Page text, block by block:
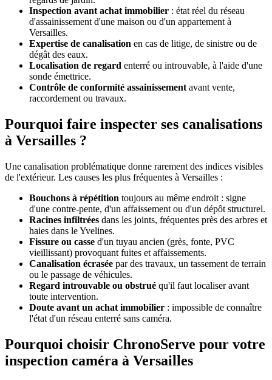
Inspection avant achat immobilier : état réel du réseau
d'assainissement d'une maison ou d'un appartement à
Versailles.
Expertise de canalisation en cas de litige, de sinistre ou de
dégât des eaux.
Localisation de regard enterré ou introuvable, à l'aide d'une
sonde émettrice.
Contrôle de conformité assainissement avant vente,
raccordement ou travaux.
Pourquoi faire inspecter ses canalisations
à Versailles ?
Une canalisation problématique donne rarement des indices visibles
de l'extérieur. Les causes les plus fréquentes à Versailles :
Bouchons à répétition toujours au même endroit : signe
d'une contre-pente, d'un affaissement ou d'un dépôt structurel.
Racines infiltrées dans les joints, fréquentes près des arbres et
haies dans le Yvelines.
Fissure ou casse d'un tuyau ancien (grès, fonte, PVC
vieillissant) provoquant fuites et affaissements.
Canalisation écrasée par des travaux, un tassement de terrain
ou le passage de véhicules.
Regard introuvable ou obstrué qu'il faut localiser avant
toute intervention.
Doute avant un achat immobilier : impossible de connaître
l'état d'un réseau enterré sans caméra.
Pourquoi choisir ChronoServe pour votre
inspection caméra à Versailles